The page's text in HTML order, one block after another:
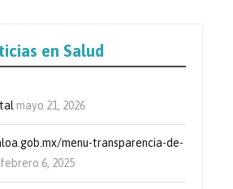
en Salud
mayo 21, 2026
menu-transparencia-de-
febrero 6, 2025